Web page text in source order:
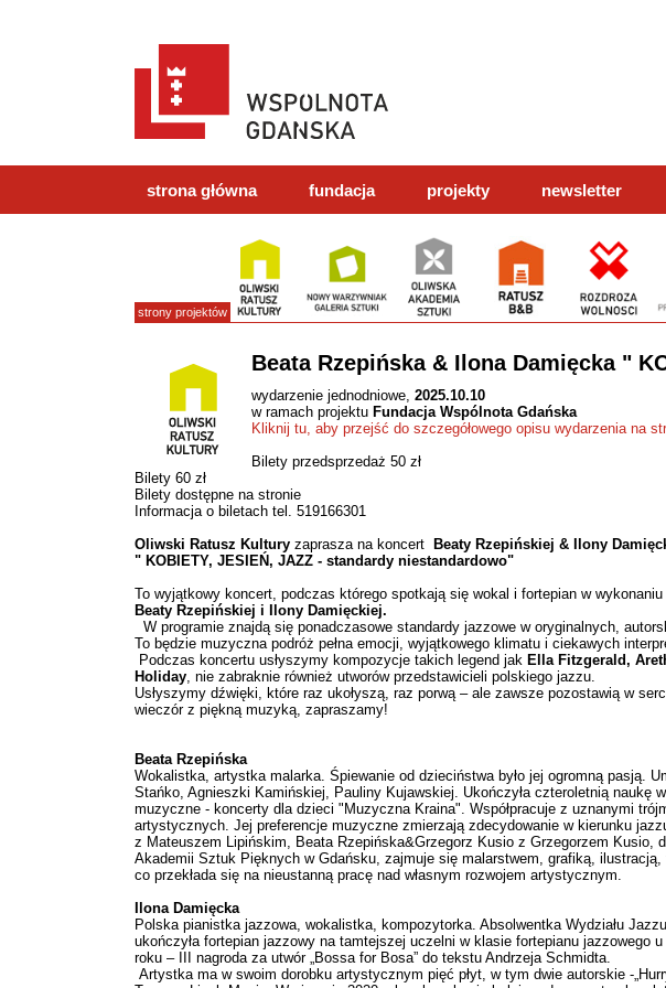
strona główna fundacja projekty newsletter
strony projektów
Beata Rzepińska & Ilona Damięcka "
wydarzenie jednodniowe, 2025.10.10
w ramach projektu Fundacja Wspólnota Gdańska
Kliknij tu, aby przejść do szczegółowego opisu wydarzenia na
Bilety przedsprzedaż 50 zł
Bilety 60 zł
Bilety dostępne na stronie
Informacja o biletach tel. 519166301
Oliwski Ratusz Kultury zaprasza na koncert Beaty Rzepińskiej & Ilony
" KOBIETY, JESIEŃ, JAZZ - standardy niestandardowo"
To wyjątkowy koncert, podczas którego spotkają się wokal i fortepian w
Beaty Rzepińskiej i Ilony Damięckiej.
W programie znajdą się ponadczasowe standardy jazzowe w oryginalnych,
To będzie muzyczna podróż pełna emocji, wyjątkowego klimatu i ciekawych
Podczas koncertu usłyszymy kompozycje takich legend jak Ella Fitzgerald,
Holiday, nie zabraknie również utworów przedstawicieli polskiego jazzu.
Usłyszymy dźwięki, które raz ukołyszą, raz porwą – ale zawsze pozostawią w
wieczór z piękną muzyką, zapraszamy!
Beata Rzepińska
Wokalistka, artystka malarka. Śpiewanie od dzieciństwa było jej ogromną pasją.
Stańko, Agnieszki Kamińskiej, Pauliny Kujawskiej. Ukończyła czteroletnią naukę
muzyczne - koncerty dla dzieci "Muzyczna Kraina". Współpracuje z uznanymi
artystycznych. Jej preferencje muzyczne zmierzają zdecydowanie w kierunku
z Mateuszem Lipińskim, Beata Rzepińska&Grzegorz Kusio z Grzegorzem
Akademii Sztuk Pięknych w Gdańsku, zajmuje się malarstwem, grafiką,
co przekłada się na nieustanną pracę nad własnym rozwojem artystycznym.
Ilona Damięcka
Polska pianistka jazzowa, wokalistka, kompozytorka. Absolwentka Wydziału
ukończyła fortepian jazzowy na tamtejszej uczelni w klasie fortepianu
roku – III nagroda za utwór „Bossa for Bosa” do tekstu Andrzeja Schmidta.
Artystka ma w swoim dorobku artystycznym pięć płyt, w tym dwie autorskie -